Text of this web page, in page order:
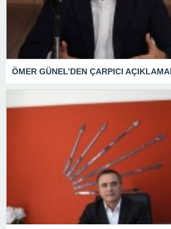
ÖMER GÜNEL’DEN ÇARPICI